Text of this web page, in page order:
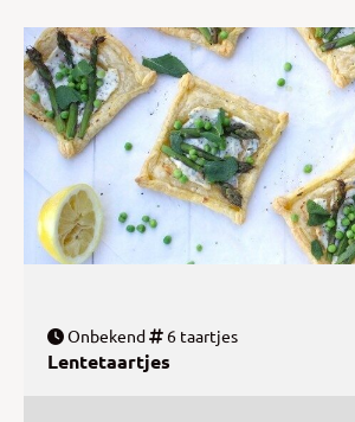
Onbekend 6 taartjes
Lentetaartjes